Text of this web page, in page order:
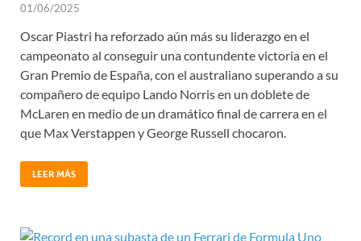
01/06/2025
Oscar Piastri ha reforzado aún más su liderazgo en el
campeonato al conseguir una contundente victoria en el
Gran Premio de España, con el australiano superando a su
compañero de equipo Lando Norris en un doblete de
McLaren en medio de un dramático final de carrera en el
que Max Verstappen y George Russell chocaron.
LEER MÁS